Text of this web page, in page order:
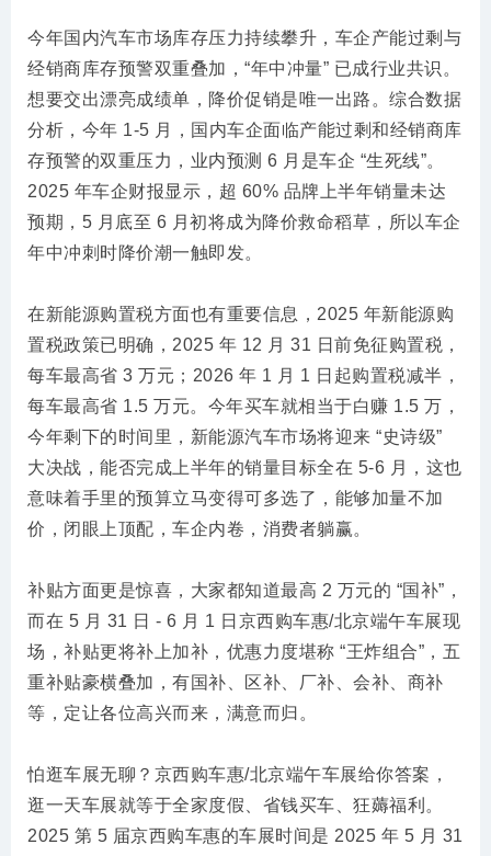
今年国内汽车市场库存压力持续攀升，车企产能过剩与
经销商库存预警双重叠加，“年中冲量” 已成行业共识。
想要交出漂亮成绩单，降价促销是唯一出路。综合数据
分析，今年 1-5 月，国内车企面临产能过剩和经销商库
存预警的双重压力，业内预测 6 月是车企 “生死线”。
2025 年车企财报显示，超 60% 品牌上半年销量未达
预期，5 月底至 6 月初将成为降价救命稻草，所以车企
年中冲刺时降价潮一触即发。
在新能源购置税方面也有重要信息，2025 年新能源购
置税政策已明确，2025 年 12 月 31 日前免征购置税，
每车最高省 3 万元；2026 年 1 月 1 日起购置税减半，
每车最高省 1.5 万元。今年买车就相当于白赚 1.5 万，
今年剩下的时间里，新能源汽车市场将迎来 “史诗级”
大决战，能否完成上半年的销量目标全在 5-6 月，这也
意味着手里的预算立马变得可多选了，能够加量不加
价，闭眼上顶配，车企内卷，消费者躺赢。
补贴方面更是惊喜，大家都知道最高 2 万元的 “国补”，
而在 5 月 31 日 - 6 月 1 日京西购车惠/北京端午车展现
场，补贴更将补上加补，优惠力度堪称 “王炸组合”，五
重补贴豪横叠加，有国补、区补、厂补、会补、商补
等，定让各位高兴而来，满意而归。
怕逛车展无聊？京西购车惠/北京端午车展给你答案，
逛一天车展就等于全家度假、省钱买车、狂薅福利。
2025 第 5 届京西购车惠的车展时间是 2025 年 5 月 31